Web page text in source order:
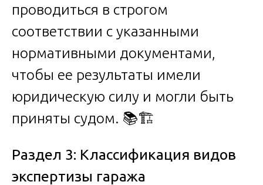
проводиться в строгом
соответствии с указанными
нормативными документами,
чтобы ее результаты имели
юридическую силу и могли быть
приняты судом. 📚🏗️
Раздел 3: Классификация видов
экспертизы гаража